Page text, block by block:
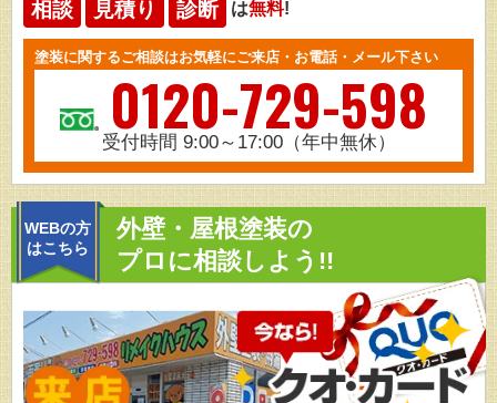
相談 見積り 診断 は無料!
塗装に関するご相談はお気軽にご来店・お電話・メール下さい
0120-729-598
受付時間 9:00～17:00（年中無休）
WEBの方
はこちら
外壁・屋根塗装の
プロに相談しよう!!